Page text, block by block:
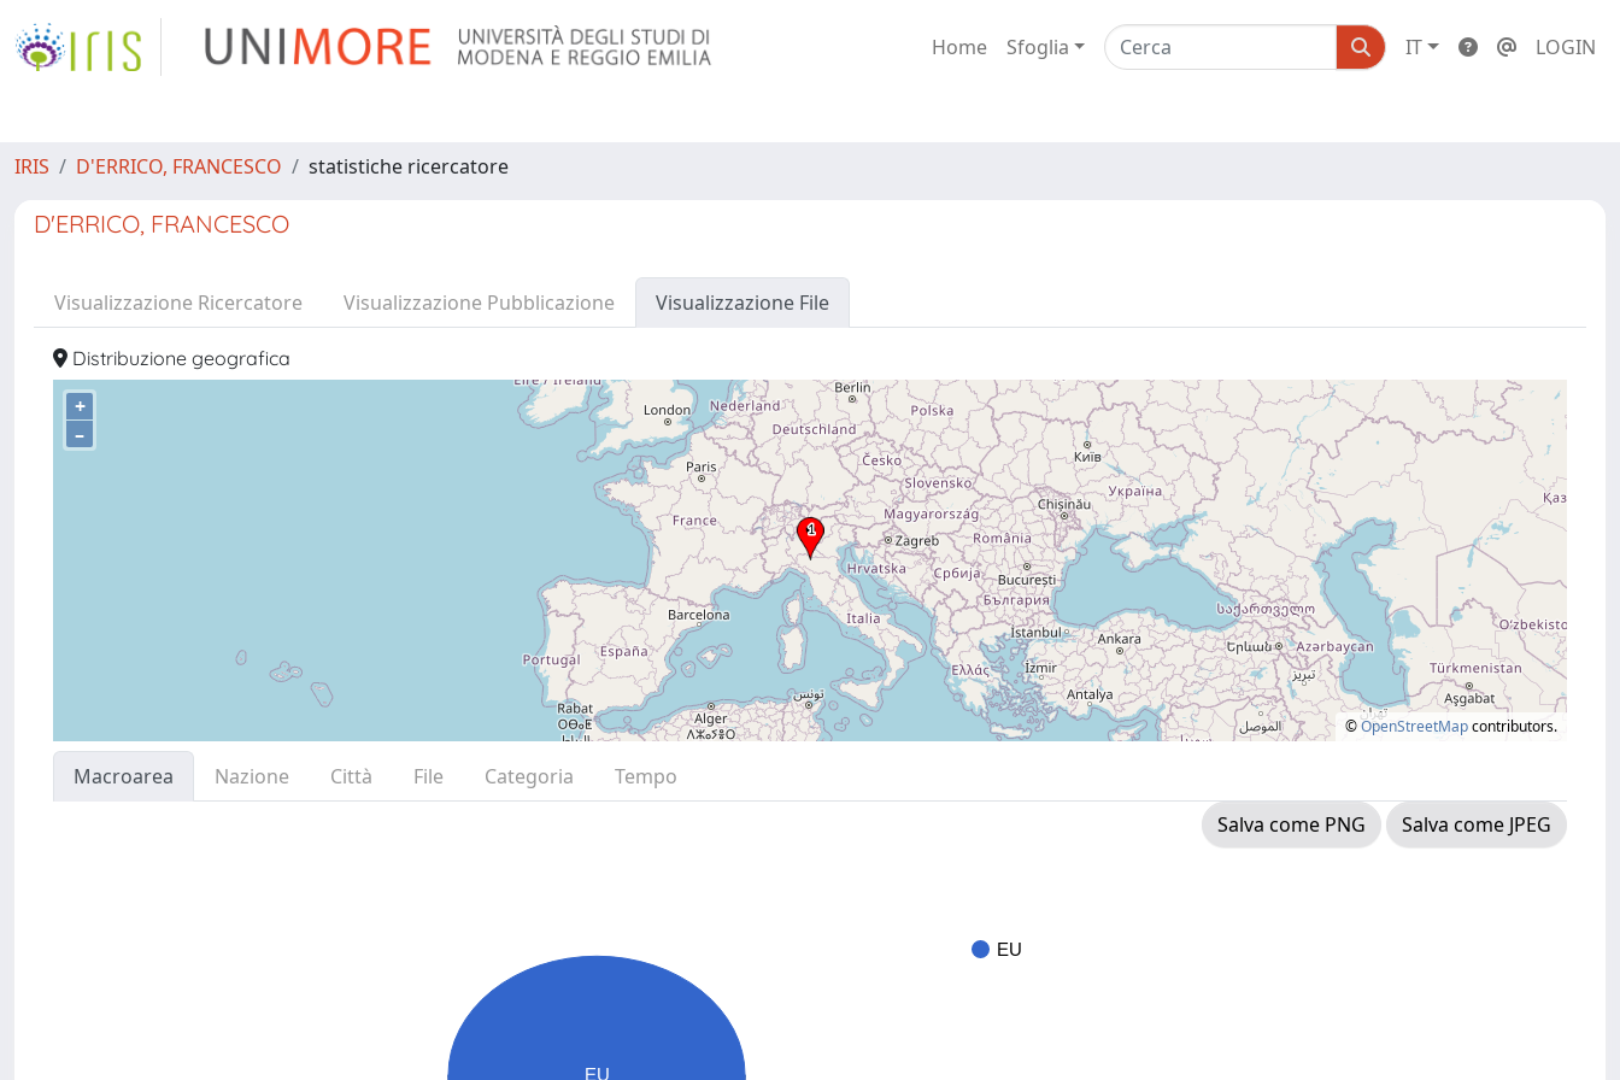
Home Sfoglia IT LOGIN
IRIS D'ERRICO, FRANCESCO statistiche ricercatore
D'ERRICO, FRANCESCO
Visualizzazione Ricercatore Visualizzazione Pubblicazione Visualizzazione File
Distribuzione geografica
+
–
©OpenStreetMapcontributors.
Macroarea Nazione Città File Categoria
Tempo
Salva come PNG
Salva come JPEG
EU
EU